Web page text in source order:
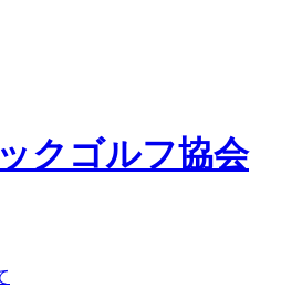
クゴルフ協会